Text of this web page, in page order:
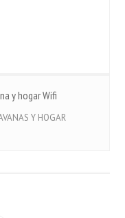
y hogar Wifi
Y HOGAR